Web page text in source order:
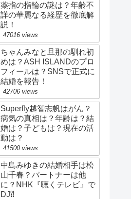
薬指の指輪の謎は？年齢不
詳の華麗なる経歴を徹底解
説！
47016 views
ちゃんみなと旦那の馴れ初
めは？ASH ISLANDのプロ
フィールは？SNSで正式に
結婚を報告！
42706 views
Superfly越智志帆はがん？
病気の真相は？年齢は？結
婚は？子どもは？現在の活
動は？
41500 views
中島みゆきの結婚相手は松
山千春？パートナーは他
に？NHK『聴くテレビ』で
DJ⁈